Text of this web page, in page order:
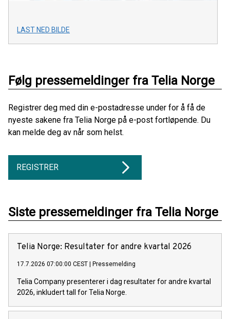
LAST NED BILDE
Følg pressemeldinger fra Telia Norge
Registrer deg med din e-postadresse under for å få de
nyeste sakene fra Telia Norge på e-post fortløpende. Du
kan melde deg av når som helst.
REGISTRER
Siste pressemeldinger fra Telia Norge
Telia Norge: Resultater for andre kvartal 2026
17.7.2026 07:00:00 CEST Pressemelding
Telia Company presenterer i dag resultater for andre kvartal
2026, inkludert tall for Telia Norge.